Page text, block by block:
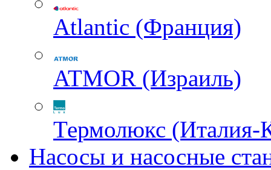
Atlantic (Франция)
ATMOR (Израиль)
Термолюкс (Италия-
Насосы и насосные